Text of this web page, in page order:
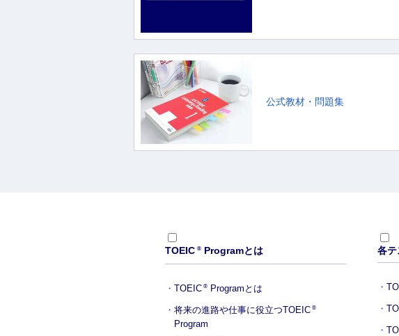
公式教材・問題集
TOEIC ®Programとは
TOEIC ® Programとは
将来の進路や仕事に役立つTOEIC ®
Program
各テ